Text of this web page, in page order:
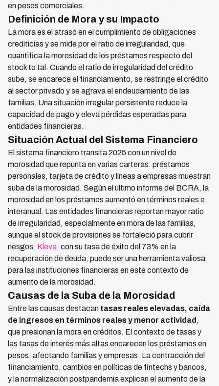
en pesos comerciales.
Definición de Mora y su Impacto
La mora es el atraso en el cumplimiento de obligaciones
crediticias y se mide por el ratio de irregularidad, que
cuantifica la morosidad de los préstamos respecto del
stock to tal. Cuando el ratio de irregularidad del crédito
sube, se encarece el financiamiento, se restringe el crédito
al sector privado y se agrava el endeudamiento de las
familias. Una situación irregular persistente reduce la
capacidad de pago y eleva pérdidas esperadas para
entidades financieras.
Situación Actual del Sistema Financiero
El sistema financiero transita 2025 con un nivel de
morosidad que repunta en varias carteras: préstamos
personales, tarjeta de crédito y líneas a empresas muestran
suba de la morosidad. Según el último informe del BCRA, la
morosidad en los préstamos aumentó en términos reales e
interanual. Las entidades financieras reportan mayor ratio
de irregularidad, especialmente en mora de las familias,
aunque el stock de provisiones se fortaleció para cubrir
riesgos. Kleva, con su tasa de éxito del 73% en la
recuperación de deuda, puede ser una herramienta valiosa
para las instituciones financieras en este contexto de
aumento de la morosidad.
Causas de la Suba de la Morosidad
Entre las causas destacan tasas reales elevadas, caída
de ingresos en términos reales y menor actividad ,
que presionan la mora en créditos. El contexto de tasas y
las tasas de interés más altas encarecen los préstamos en
pesos, afectando familias y empresas. La contracción del
financiamiento, cambios en políticas de fintechs y bancos,
y la normalización postpandemia explican el aumento de la